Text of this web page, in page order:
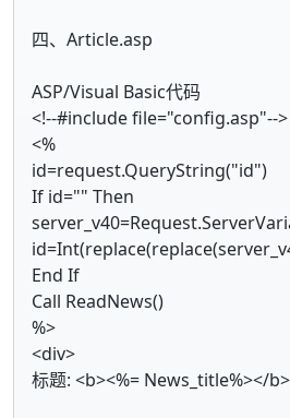
四、Article.asp
ASP/Visual Basic代码
<!--#include file="config.asp"-->
<%
id=request.QueryString("id")
If id="" Then
End If
Call ReadNews()
%>
<div>
标题: <b><%= News_title%></b>